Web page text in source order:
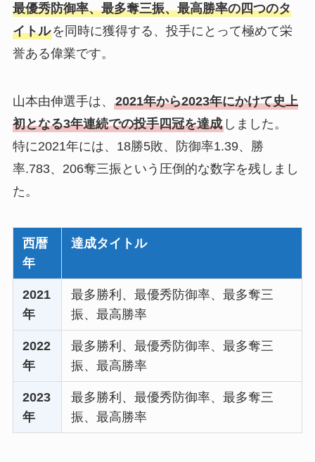
最優秀防御率、最多奪三振、最高勝率の四つのタ
イトルを同時に獲得する、投手にとって極めて栄
誉ある偉業です。
山本由伸選手は、 2021年から2023年にかけて史上
初となる3年連続での投手四冠を達成しました。
特に2021年には、18勝5敗、防御率1.39、勝
率.783、206奪三振という圧倒的な数字を残しまし
た。
西暦
年
達成タイトル
2021
年
最多勝利、最優秀防御率、最多奪三
振、最高勝率
2022
年
最多勝利、最優秀防御率、最多奪三
振、最高勝率
2023
年
最多勝利、最優秀防御率、最多奪三
振、最高勝率